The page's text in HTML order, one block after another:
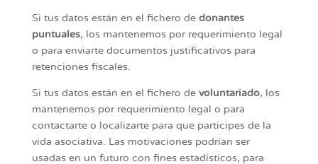
Si tus datos están en el fichero de donantes
puntuales, los mantenemos por requerimiento legal
o para enviarte documentos justificativos para
retenciones fiscales.
Si tus datos están en el fichero de voluntariado, los
mantenemos por requerimiento legal o para
contactarte o localizarte para que participes de la
vida asociativa. Las motivaciones podrían ser
usadas en un futuro con fines estadísticos, para